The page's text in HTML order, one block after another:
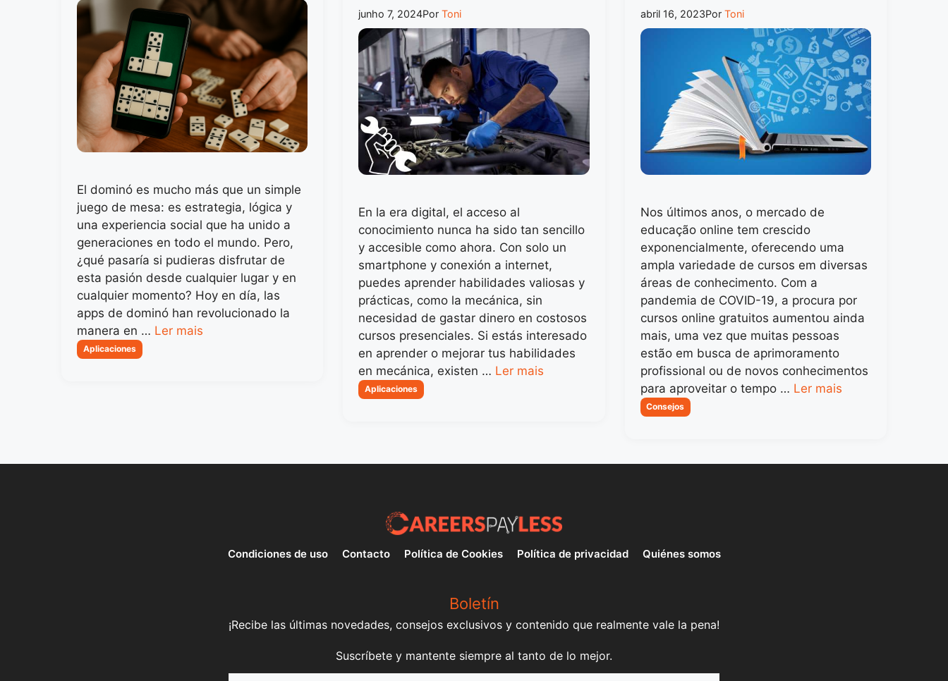
El dominó es mucho más que un simple
juego de mesa: es estrategia, lógica y
una experiencia social que ha unido a
generaciones en todo el mundo. Pero,
¿qué pasaría si pudieras disfrutar de
esta pasión desde cualquier lugar y en
cualquier momento? Hoy en día, las
apps de dominó han revolucionado la
manera en … Ler mais
Categorias
Aplicaciones
junho 7, 2024PorToni
En la era digital, el acceso al
conocimiento nunca ha sido tan sencillo
y accesible como ahora. Con solo un
smartphone y conexión a internet,
puedes aprender habilidades valiosas y
prácticas, como la mecánica, sin
necesidad de gastar dinero en costosos
cursos presenciales. Si estás interesado
en aprender o mejorar tus habilidades
en mecánica, existen … Ler mais
Categorias
Aplicaciones
abril 16, 2023Por Toni
Nos últimos anos, o mercado de
educação online tem crescido
exponencialmente, oferecendo uma
ampla variedade de cursos em diversas
áreas de conhecimento. Com a
pandemia de COVID-19, a procura por
cursos online gratuitos aumentou ainda
mais, uma vez que muitas pessoas
estão em busca de aprimoramento
profissional ou de novos conhecimentos
para aproveitar o tempo … Ler mais
Categorias
Consejos
Condiciones de uso Contacto Política de Cookies Política de privacidad Quiénes somos
Boletín
¡Recibe las últimas novedades, consejos exclusivos y contenido que realmente vale la pena!
Suscríbete y mantente siempre al tanto de lo mejor.